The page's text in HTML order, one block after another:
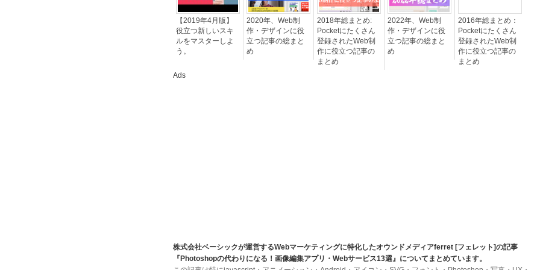
【2019年4月版】
役立つ新しいスキ
ルをマスターしよ
う。
2020年、Web制
作・デザインに役
立つ記事の総まと
め
2018年総まとめ:
Pocketにたくさん
登録されたWeb制
作に役立つ記事の
まとめ
2022年、Web制
作・デザインに役
立つ記事の総まと
め
2016年総まとめ：
Pocketにたくさん
登録されたWeb制
作に役立つ記事の
まとめ
Ads
株式会社ベーシックが運営するWebマーケティングに特化したオウンドメディアferret [フェレット]の記事
『Photoshopの代わりになる！画像編集アプリ・Webサービス13選』についてまとめています。